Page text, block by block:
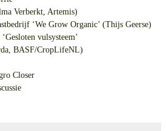
Verberkt, Artemis)
‘We Grow Organic’ (Thijs Geerse)
vulsysteem’
CropLifeNL)
Closer